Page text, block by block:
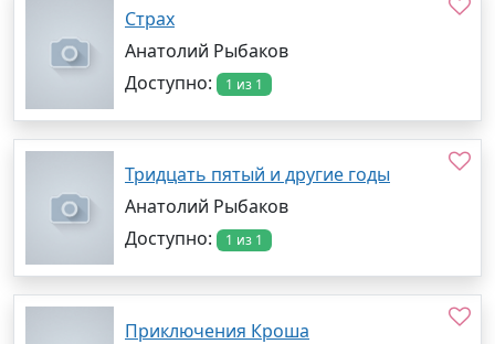
Страх
Анатолий Рыбаков
Доступно:
1 из 1
Тридцать пятый и другие годы
Анатолий Рыбаков
Доступно:
1 из 1
Приключения Кроша